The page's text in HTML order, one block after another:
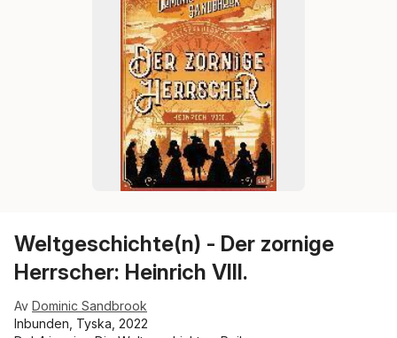
Weltgeschichte(n) - Der zornige
Herrscher: Heinrich VIII.
Av Dominic Sandbrook
Inbunden, Tyska, 2022